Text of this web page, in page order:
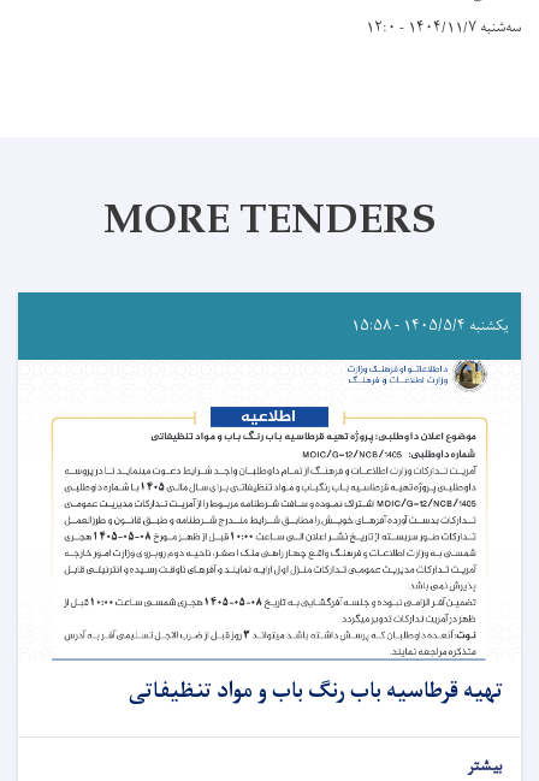
سه‌شنبه ۱۴۰۴/۱۱/۷ - ۱۲:۰
MORE TENDERS
یکشنبه ۱۴۰۵/۵/۴ - ۱۵:۵۸
تهیه قرطاسیه باب رنگ باب و مواد تنظیفاتی
بیشتر